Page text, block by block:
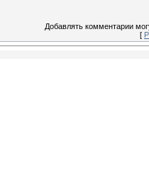
Добавлять комментарии
[